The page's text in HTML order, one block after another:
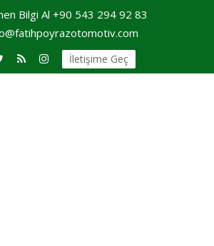
Bilgi Al +90 543 294 92 83
İletişime Geç